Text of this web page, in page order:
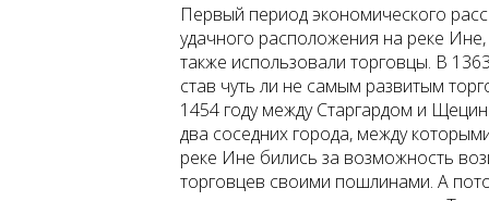
Первый период экономического
удачного расположения на реке
также использовали торговцы. В
став чуть ли не самым развитым
1454 году между Старгардом и
два соседних города, между
реке Ине бились за возможность
торговцев своими пошлинами. А